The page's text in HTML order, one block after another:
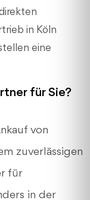
in Köln
eine
für Sie?
von
zuverlässigen
für
in der